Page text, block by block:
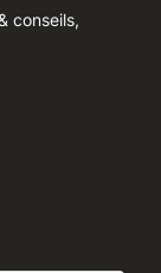
conseils,